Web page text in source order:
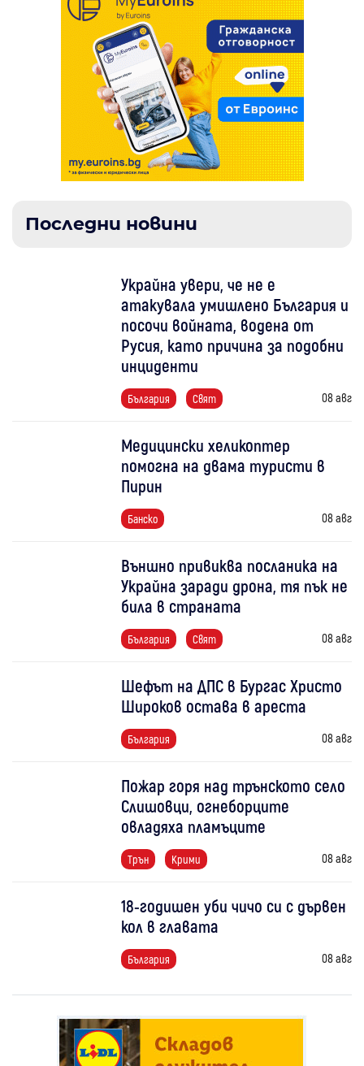
Последни новини
Украйна увери, че не е
атакувала умишлено България и
посочи войната, водена от
Русия, като причина за подобни
инциденти
България Свят 08 авг
Медицински хеликоптер
помогна на двама туристи в
Пирин
Банско 08 авг
Външно привиква посланика на
Украйна заради дрона, тя пък не
била в страната
България Свят 08 авг
Шефът на ДПС в Бургас Христо
Широков остава в ареста
България 08 авг
Пожар горя над трънското село
Слишовци, огнеборците
овладяха пламъците
Трън Крими 08 авг
18-годишен уби чичо си с дървен
кол в главата
България 08 авг